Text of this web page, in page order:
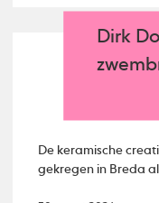
Dirk
De keramische
gekregen in Breda